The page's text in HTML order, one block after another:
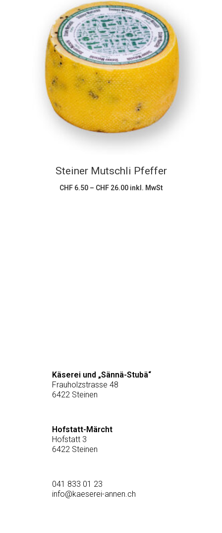
Ausführung wählen
Dieses
Produkt
weist
mehrere
Varianten
auf.
auf
der
Steiner Mutschli Pfeffer
CHF6.50 – CHF26.00Preisspanne:
inkl. MwSt
Käserei und „Sännä-Stubä“
Frauholzstrasse 48
6422 Steinen
Hofstatt-Märcht
Hofstatt 3
6422 Steinen
041 833 01 23
info@kaeserei-annen.ch